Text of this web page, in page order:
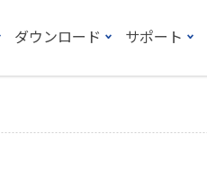
ダウンロード サポート